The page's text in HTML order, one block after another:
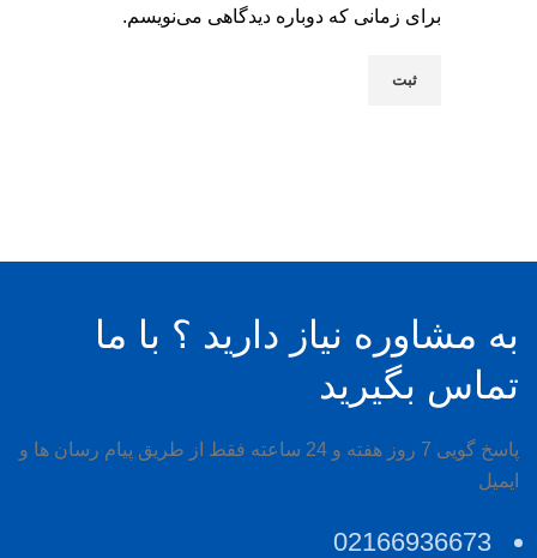
برای زمانی که دوباره دیدگاهی می‌نویسم.
به مشاوره نیاز دارید ؟ با ما
تماس بگیرید
پاسخ گویی 7 روز هفته و 24 ساعته فقط از طریق پیام رسان ها و
ایمیل
02166936673